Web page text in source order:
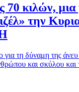
70 κιλών, μια
την
για τη δύναμη της
και σκύλου και